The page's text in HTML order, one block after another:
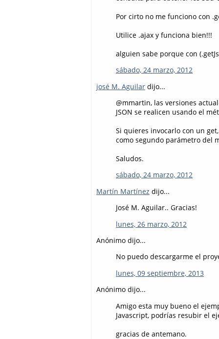
Por cirto no me funciono con
Utilice .ajax y funciona bien!!!
alguien sabe porque con
sábado, 24 marzo, 2012
josé M. Aguilar dijo...
@mmartin, las versiones
JSON se realicen usando el
Si quieres invocarlo con un
como segundo parámetro del
Saludos.
sábado, 24 marzo, 2012
Martín Martínez dijo...
José M. Aguilar.. Gracias!
lunes, 26 marzo, 2012
Anónimo dijo...
No puedo descargarme el
lunes, 09 septiembre, 2013
Anónimo dijo...
Amigo esta muy bueno el
Javascript, podrías resubir el
gracias de antemano.